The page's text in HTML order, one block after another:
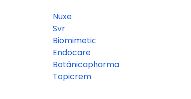
Nuxe
Svr
Biomimetic
Endocare
Botánicapharma
Topicrem